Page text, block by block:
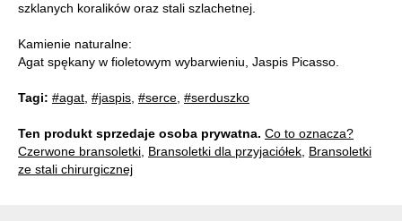
szklanych koralików oraz stali szlachetnej.
Kamienie naturalne:
Agat spękany w fioletowym wybarwieniu, Jaspis Picasso.
Tagi: #agat #jaspis #serce #serduszko
Ten produkt sprzedaje osoba prywatna. Co to oznacza?
Czerwone bransoletki Bransoletki dla przyjaciółek Bransoletki
ze stali chirurgicznej